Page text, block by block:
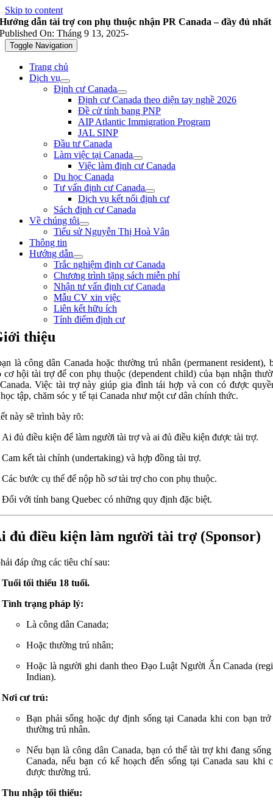
Skip to content
Toggle Navigation
Trang chủ
Dịch vụ
Định cư Canada
Định cư Canada theo diện tay nghề 2026
Đề cử tỉnh bang PNP
AIP Atlantic Immigration Program
JAL SINP
Đầu tư Canada
Làm việc tại Canada
Việc làm định cư Canada
Du học Canada
Tư vấn định cư Canada
Dịch vụ kết nối định cư
Sách định cư Canada
Về chúng tôi
Tiểu sử Nguyễn Thị Hoà Vân
Thông tin
Hướng dẫn
Trắc nghiệm định cư Canada
Chương trình tặng sách miễn phí
Nhận tư vấn định cư Canada
Mẫu CV xin việc
Liên kết hữu ích
Tính điểm định cư
Hướng dẫn tài trợ con phụ thuộc nhận PR Canada – đầy đủ nhất
Published On: Tháng 9 13, 2025-
thiệu
là công dân Canada hoặc thường trú nhân (permanent resident),
cơ hội tài trợ để con phụ thuộc (dependent child) của bạn nhận
Việc tài trợ này giúp gia đình tái hợp và con có được
tập, chăm sóc y tế tại Canada như một cư dân chính thức.
này sẽ trình bày rõ:
Ai đủ điều kiện để làm người tài trợ và ai đủ điều kiện được tài trợ.
Cam kết tài chính (undertaking) và hợp đồng tài trợ.
Các bước cụ thể để nộp hồ sơ tài trợ cho con phụ thuộc.
Đối với tỉnh bang Quebec có những quy định đặc biệt.
đủ điều kiện làm người tài trợ (Sponsor)
đáp ứng các tiêu chí sau:
Tuổi tối thiểu 18 tuổi.
Tình trạng pháp lý:
Là công dân Canada;
Hoặc thường trú nhân;
Hoặc là người ghi danh theo Đạo Luật Người Ấn Canada
Indian).
Nơi cư trú:
Bạn phải sống hoặc dự định sống tại Canada khi con bạn trở
thường trú nhân.
Nếu bạn là công dân Canada, bạn có thể tài trợ khi đang
Canada, nếu bạn có kế hoạch đến sống tại Canada sau khi
được thường trú.
Thu nhập tối thiểu: